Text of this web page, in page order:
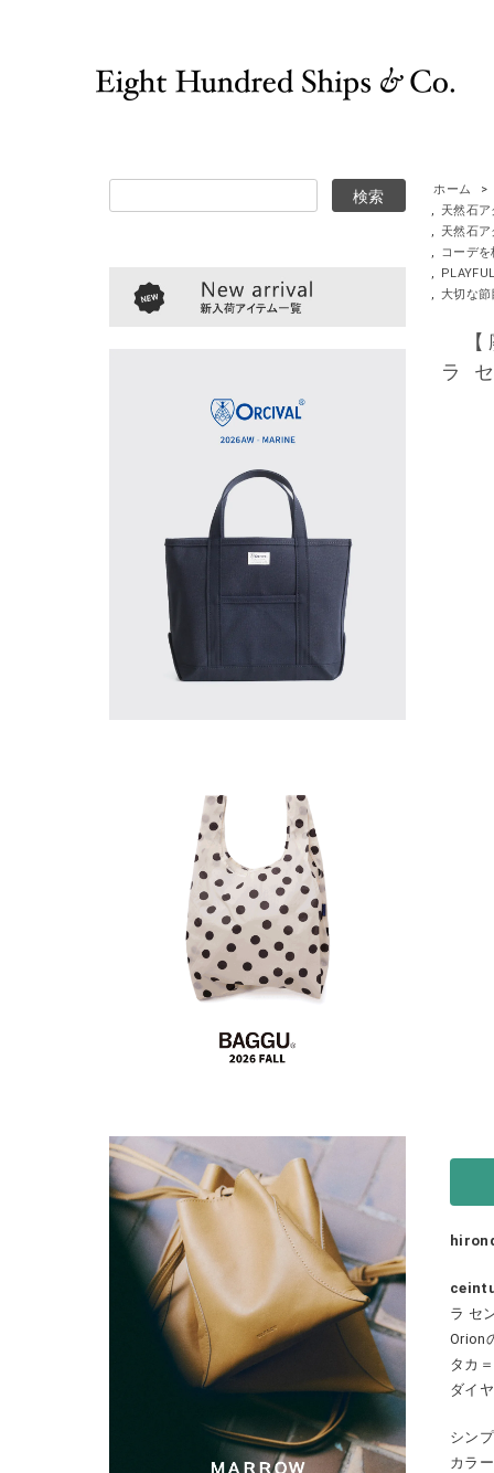
ホーム
>
,
天然石
,
天然石
,
コーデ
,
, 大切な
【
ラ
ラ セ
Orion
タカ
ダイ
シン
カラ